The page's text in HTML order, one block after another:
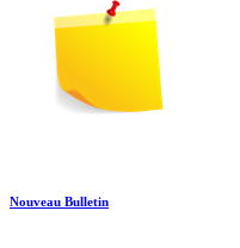
Nouveau Bulletin